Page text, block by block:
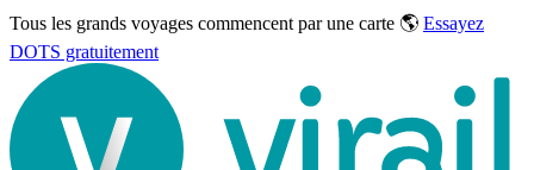
Tous les grands voyages commencent par une carte 🌎 Essayez
DOTS gratuitement